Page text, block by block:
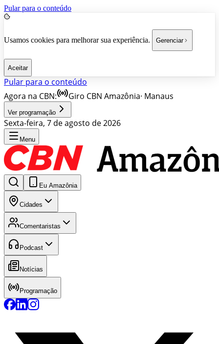
Pular para o conteúdo
Usamos cookies para melhorar sua experiência. Gerenciar
Aceitar
Pular para o conteúdo
Agora na CBN:
Giro CBN Amazônia· Manaus
Ver programação
Sexta-feira, 7 de agosto de 2026
Menu
Eu Amazônia
Cidades
Comentaristas
Podcast
Notícias
Programação